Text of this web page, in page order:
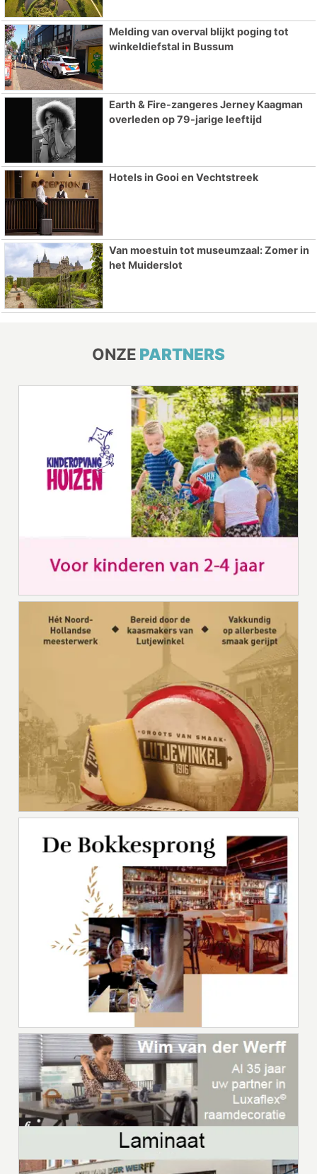
Melding van overval blijkt poging tot
winkeldiefstal in Bussum
Earth & Fire-zangeres Jerney Kaagman
overleden op 79-jarige leeftijd
Hotels in Gooi en Vechtstreek
Van moestuin tot museumzaal: Zomer in
het Muiderslot
ONZE PARTNERS